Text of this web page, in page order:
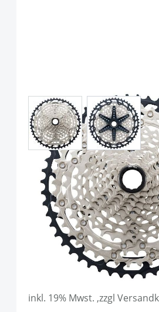
Shimano CS-
Kassette, 12-fach,
Art.-Nr.P90653
124,95 €
inkl. 19% Mwst. ,zzgl
View larger image
View